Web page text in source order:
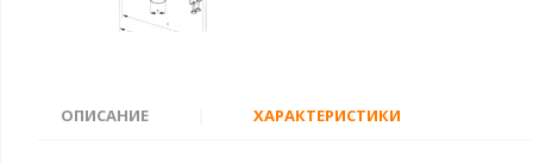
ОПИСАНИЕ ХАРАКТЕРИСТИКИ